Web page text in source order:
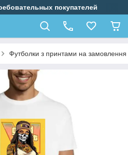
покупателей
Футболки з принтами на замовлення